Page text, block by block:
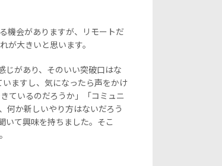
機会がありますが、リモートだ
が大きいと思います。
じがあり、そのいい突破口はな
ますし、気になったら声をかけ
ているのだろうか」「コミュニ
何か新しいやり方はないだろう
いて興味を持ちました。そこ